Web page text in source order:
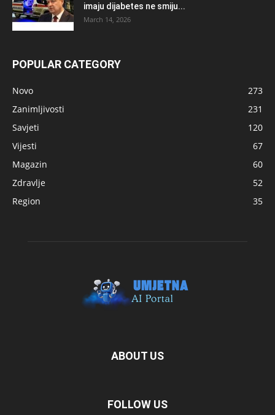
imaju dijabetes ne smiju...
March 14, 2026
POPULAR CATEGORY
Novo
273
Zanimljivosti
231
Savjeti
120
Vijesti
67
Magazin
60
Zdravlje
52
Region
35
ABOUT US
FOLLOW US